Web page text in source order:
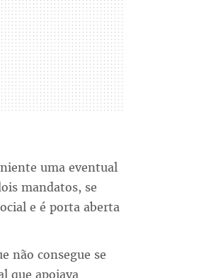
uma eventual
mandatos, se
e é porta aberta
não consegue se
que apoiava